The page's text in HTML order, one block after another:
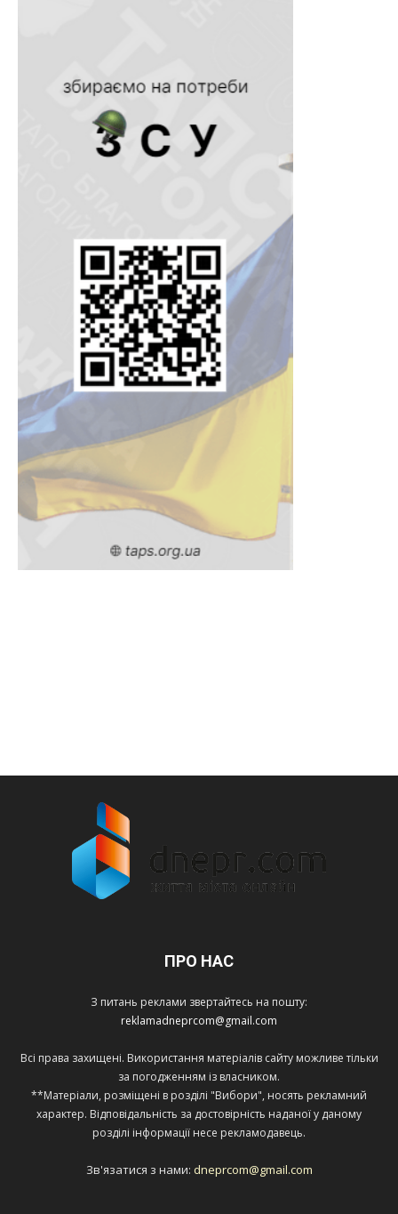
ПРО НАС
З питань реклами звертайтесь на пошту:
reklamadneprcom@gmail.com
Всі права захищені. Використання матеріалів сайту можливе тільки
за погодженням із власником.
**Матеріали, розміщені в розділі "Вибори", носять рекламний
характер. Відповідальність за достовірність наданої у даному
розділі інформації несе рекламодавець.
Зв'язатися з нами: dneprcom@gmail.com